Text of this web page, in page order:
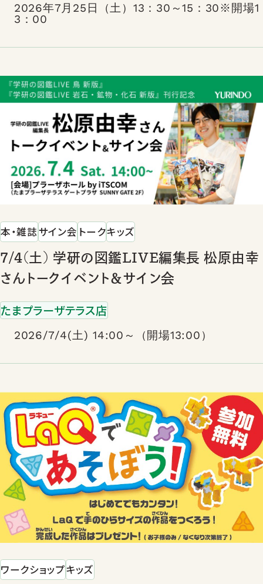
2026年7月25日（土）13：30～15：30※開場1
3：00
本・雑誌サイン会 トークキッズ
7/4(土) 学研の図鑑LIVE編集長 松原由幸
さんトークイベント＆サイン会
たまプラーザテラス店
2026/7/4(土) 14:00～（開場13:00）
ワークショップキッズ